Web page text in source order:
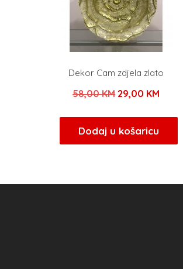
Dekor Cam zdjela zlato
58,00KM Izvorna
bila
je:
29,00 KM
Dodaj u košaricu